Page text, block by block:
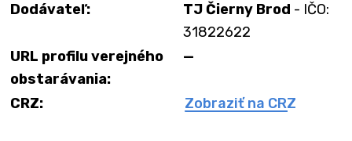
Dodávateľ:
TJ Čierny Brod - IČO:
31822622
URL profilu verejného
obstarávania:
—
CRZ: Zobraziť na CRZ